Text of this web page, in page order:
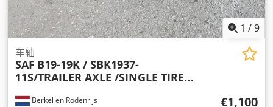
1 /9
Berkel en Rodenrijs
车轴
SAF B19-19K / SBK1937-
11S/TRAILER AXLE /SINGLE TIRE...
€1,100